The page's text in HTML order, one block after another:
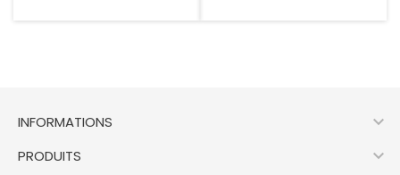
INFORMATIONS 
PRODUITS 